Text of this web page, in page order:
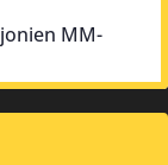
MM-